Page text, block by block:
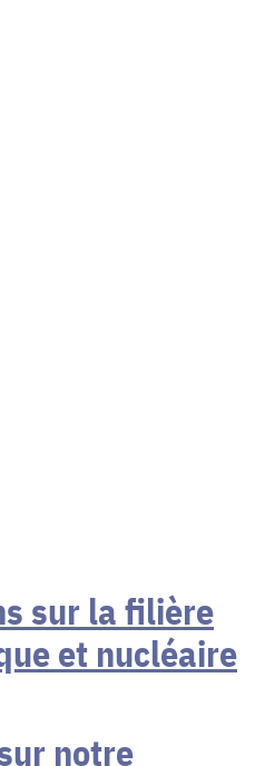
sur la filière
et nucléaire
notre